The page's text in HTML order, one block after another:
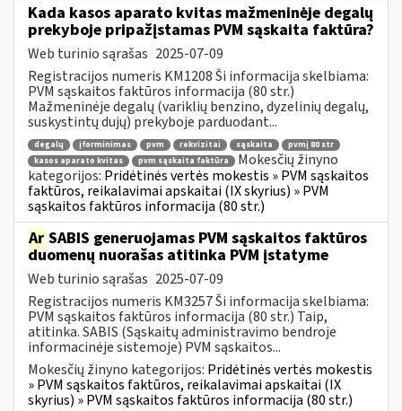
Kada kasos aparato kvitas mažmeninėje degalų
prekyboje pripažįstamas PVM sąskaita faktūra?
Web turinio sąrašas 2025-07-09
Registracijos numeris KM1208 Ši informacija skelbiama:
PVM sąskaitos faktūros informacija (80 str.)
Mažmeninėje degalų (variklių benzino, dyzelinių degalų,
suskystintų dujų) prekyboje parduodant...
degalų įforminimas pvm rekvizitai sąskaita
pvmį 80 str
kasos aparato kvitas
pvm sąskaita faktūra
Mokesčių žinyno
kategorijos: Pridėtinės vertės mokestis » PVM sąskaitos
faktūros, reikalavimai apskaitai (IX skyrius) » PVM
sąskaitos faktūros informacija (80 str.)
Ar SABIS generuojamas PVM sąskaitos faktūros
duomenų nuorašas atitinka PVM įstatyme
Web turinio sąrašas 2025-07-09
Registracijos numeris KM3257 Ši informacija skelbiama:
PVM sąskaitos faktūros informacija (80 str.) Taip,
atitinka. SABIS (Sąskaitų administravimo bendroje
informacinėje sistemoje) PVM sąskaitos...
Mokesčių žinyno kategorijos: Pridėtinės vertės mokestis
» PVM sąskaitos faktūros, reikalavimai apskaitai (IX
skyrius) » PVM sąskaitos faktūros informacija (80 str.)